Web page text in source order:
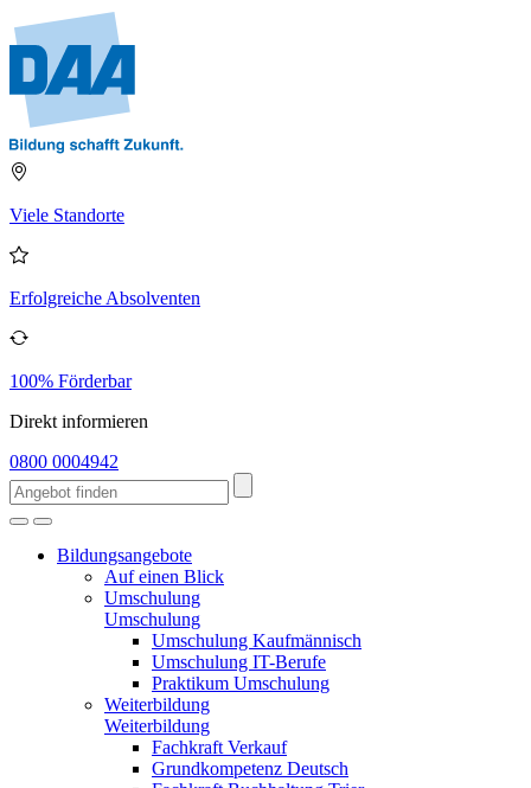
Viele Standorte
Erfolgreiche Absolventen
100% Förderbar
Direkt informieren
0800 0004942
Bildungsangebote
Auf einen Blick
Umschulung
Umschulung
Umschulung Kaufmännisch
Umschulung IT-Berufe
Praktikum Umschulung
Weiterbildung
Weiterbildung
Fachkraft Verkauf
Grundkompetenz Deutsch